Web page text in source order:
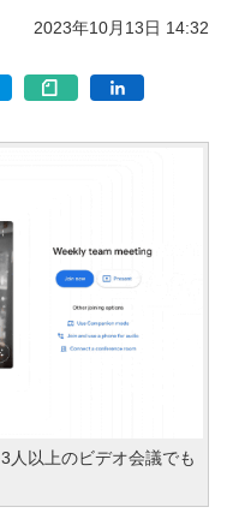
2023年10月13日 14:32
人以上のビデオ会議でも